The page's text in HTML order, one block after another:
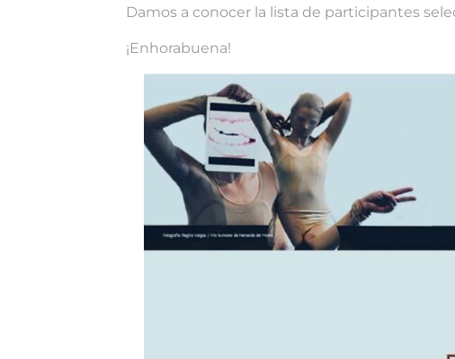
Damos a conocer la lista de participantes
¡Enhorabuena!